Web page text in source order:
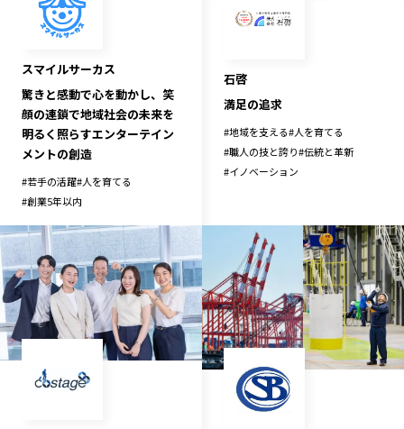
スマイルサーカス
驚きと感動で心を動かし、笑
顔の連鎖で地域社会の未来を
明るく照らすエンターテイン
メントの創造
#若手の活躍#人を育てる
#創業5年以内
石啓
満足の追求
#地域を支える#人を育てる
#職人の技と誇り#伝統と革新
#イノベーション